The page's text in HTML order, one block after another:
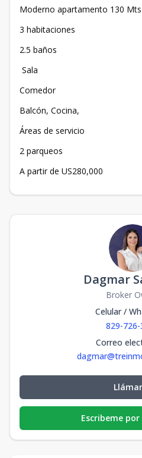
Moderno apartamento 130
3 habitaciones
2.5 baños
Sala
Comedor
Balcón, Cocina,
Áreas de servicio
2 parqueos
A partir de US280,000
Dagmar
Broker
Celular /
829-
Correo
Escribeme